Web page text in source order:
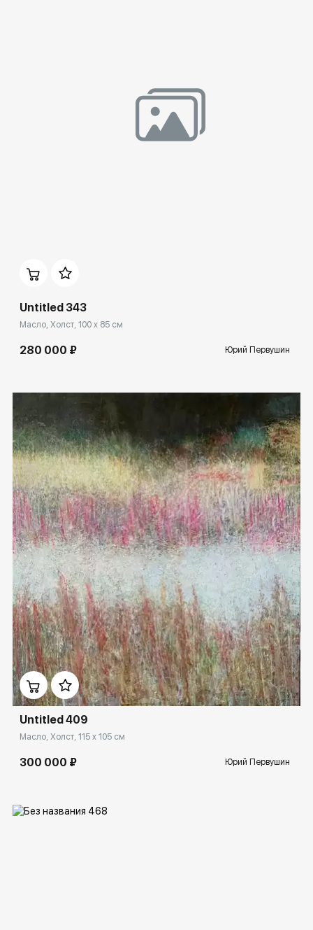
Untitled 343
Масло, Холст, 100 x 85 см
280 000 ₽ Юрий Первушин
Домен: rakovgallery.ru
Untitled 409
Масло, Холст, 115 x 105 см
300 000 ₽ Юрий Первушин